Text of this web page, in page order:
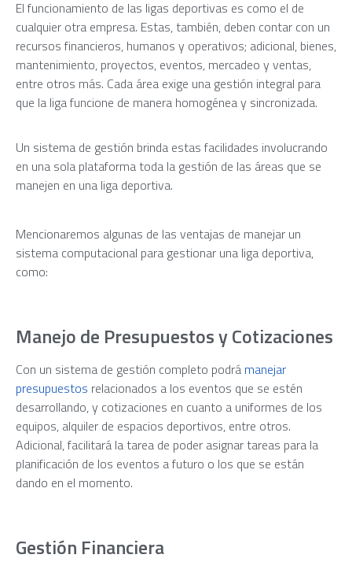
El funcionamiento de las ligas deportivas es como el de
cualquier otra empresa. Estas, también, deben contar con un
recursos financieros, humanos y operativos; adicional, bienes,
mantenimiento, proyectos, eventos, mercadeo y ventas,
entre otros más. Cada área exige una gestión integral para
que la liga funcione de manera homogénea y sincronizada.
Un sistema de gestión brinda estas facilidades involucrando
en una sola plataforma toda la gestión de las áreas que se
manejen en una liga deportiva.
Mencionaremos algunas de las ventajas de manejar un
sistema computacional para gestionar una liga deportiva,
como:
Manejo de Presupuestos y Cotizaciones
Con un sistema de gestión completo podrá manejar
presupuestos relacionados a los eventos que se estén
desarrollando, y cotizaciones en cuanto a uniformes de los
equipos, alquiler de espacios deportivos, entre otros.
Adicional, facilitará la tarea de poder asignar tareas para la
planificación de los eventos a futuro o los que se están
dando en el momento.
Gestión Financiera